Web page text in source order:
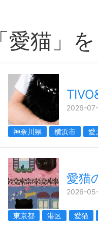
「愛猫」
2026-
神奈川県 横浜市 愛
愛猫
2026-
東京都 港区 愛猫